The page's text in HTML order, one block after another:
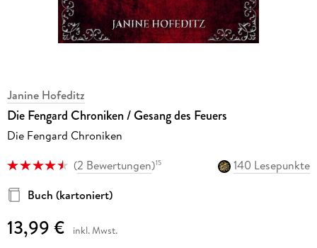
Janine Hofeditz
Die Fengard Chroniken / Gesang des Feuers
Die Fengard Chroniken
(2 Bewertungen)15
140 Lesepunkte
Buch (kartoniert)
13,99 € inkl. Mwst.